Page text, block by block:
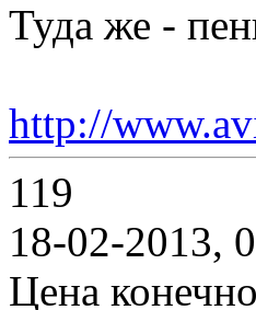
Туда же -
http://
119
18-02-2013,
Цена